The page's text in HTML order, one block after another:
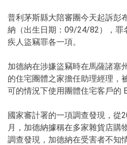
普利茅斯縣大陪審團今天起訴彭
納（出生日期：09/24/82），罪
疾人盜竊罪各一項。
加德納在涉嫌盜竊時在馬薩諸塞
的住宅團體之家擔任助理經理，
可的情況下使用團體住宅客戶的
國家審計署的一項調查發現，從
月，加德納據稱在多家雜貨店購
調查發現，加德納在受害者不知